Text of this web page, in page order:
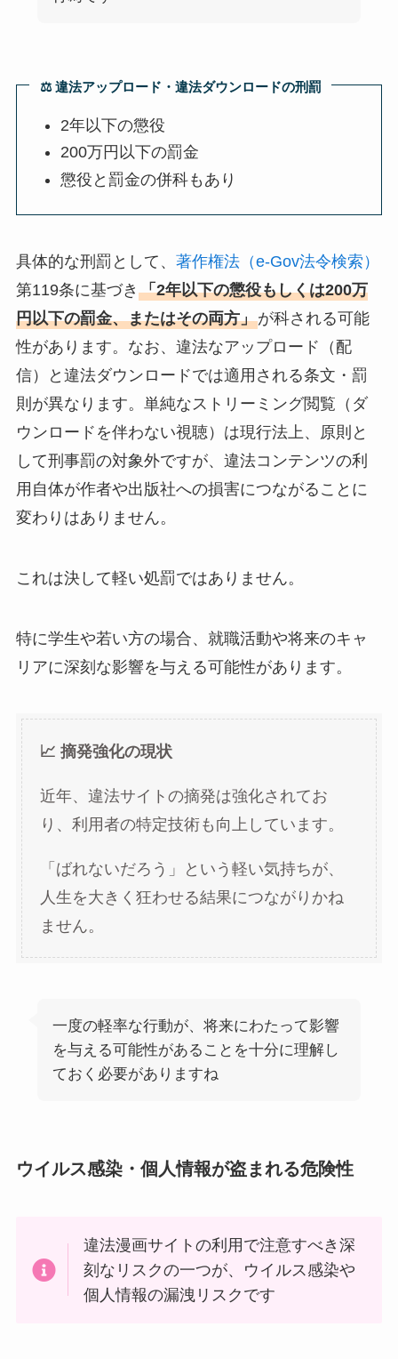
⚖️ 違法アップロード・違法ダウンロードの刑罰
2年以下の懲役
200万円以下の罰金
懲役と罰金の併科もあり
具体的な刑罰として、 著作権法（e-Gov法令検索）
第119条に基づき 「2年以下の懲役もしくは200万
円以下の罰金、またはその両方」が科される可能
性があります。なお、違法なアップロード（配
信）と違法ダウンロードでは適用される条文・罰
則が異なります。単純なストリーミング閲覧（ダ
ウンロードを伴わない視聴）は現行法上、原則と
して刑事罰の対象外ですが、違法コンテンツの利
用自体が作者や出版社への損害につながることに
変わりはありません。
これは決して軽い処罰ではありません。
特に学生や若い方の場合、就職活動や将来のキャ
リアに深刻な影響を与える可能性があります。
📈 摘発強化の現状
近年、違法サイトの摘発は強化されてお
り、利用者の特定技術も向上しています。
「ばれないだろう」という軽い気持ちが、
人生を大きく狂わせる結果につながりかね
ません。
一度の軽率な行動が、将来にわたって影響
を与える可能性があることを十分に理解し
ておく必要がありますね
ウイルス感染・個人情報が盗まれる危険性
違法漫画サイトの利用で注意すべき深
刻なリスクの一つが、ウイルス感染や
個人情報の漏洩リスクです